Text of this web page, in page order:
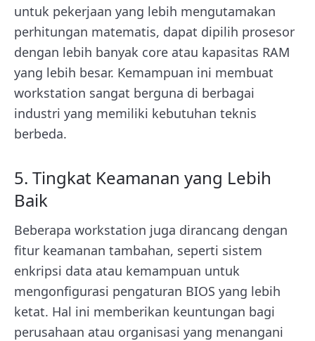
untuk pekerjaan yang lebih mengutamakan
perhitungan matematis, dapat dipilih prosesor
dengan lebih banyak core atau kapasitas RAM
yang lebih besar. Kemampuan ini membuat
workstation sangat berguna di berbagai
industri yang memiliki kebutuhan teknis
berbeda.
5. Tingkat Keamanan yang Lebih
Baik
Beberapa workstation juga dirancang dengan
fitur keamanan tambahan, seperti sistem
enkripsi data atau kemampuan untuk
mengonfigurasi pengaturan BIOS yang lebih
ketat. Hal ini memberikan keuntungan bagi
perusahaan atau organisasi yang menangani